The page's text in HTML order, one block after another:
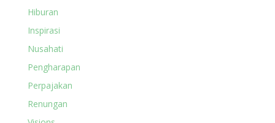
Hiburan
Inspirasi
Nusahati
Pengharapan
Perpajakan
Renungan